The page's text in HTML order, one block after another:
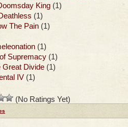
King (1)
(1)
The Pain (1)
(1)
Supremacy (1)
Great Divide (1)
IV (1)
(No Ratings Yet)